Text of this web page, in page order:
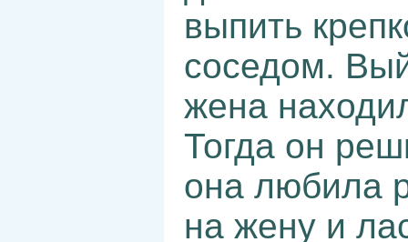
выпить
соседом.
жена
Тогда он
она любила
на жену и